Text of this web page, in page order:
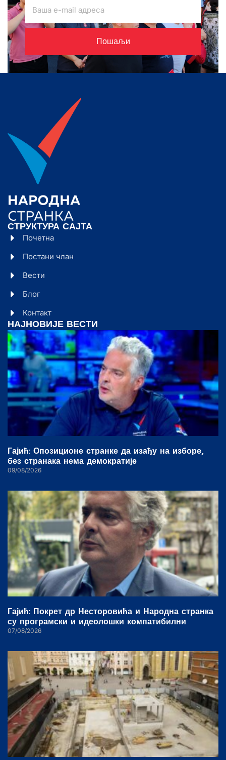
Пошаљи
СТРУКТУРА САЈТА
Почетна
Постани члан
Вести
Блог
Контакт
НАЈНОВИЈЕ ВЕСТИ
Гајић: Опозиционе странке да изађу на изборе,
без странака нема демократије
09/08/2026
Гајић: Покрет др Несторовића и Народна странка
су програмски и идеолошки компатибилни
07/08/2026